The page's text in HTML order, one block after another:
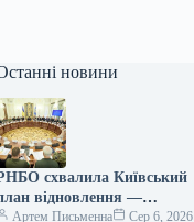
новини
схвалила Київський
відновлення —
Артем Письменна Сер 6, 2026